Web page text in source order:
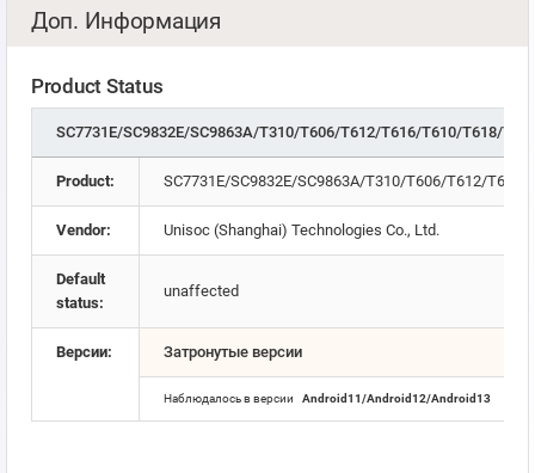
Доп. Информация
Product Status
SC7731E/SC9832E/SC9863A/T310/T606/T612/T616/T610/T618/
Product: SC7731E/SC9832E/SC9863A/T310/T606/T612/
Vendor: Unisoc (Shanghai) Technologies Co., Ltd.
Default
status:
unaffected
Версии: Затронутые версии
Наблюдалось в версии Android11/Android12/Android13